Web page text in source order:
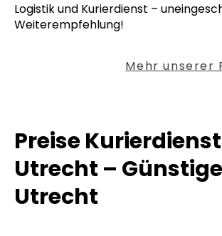
Logistik und Kurierdienst –
Weiterempfehlung!
Mehr unserer
Preise Kurierdienst
Utrecht –
Utrecht